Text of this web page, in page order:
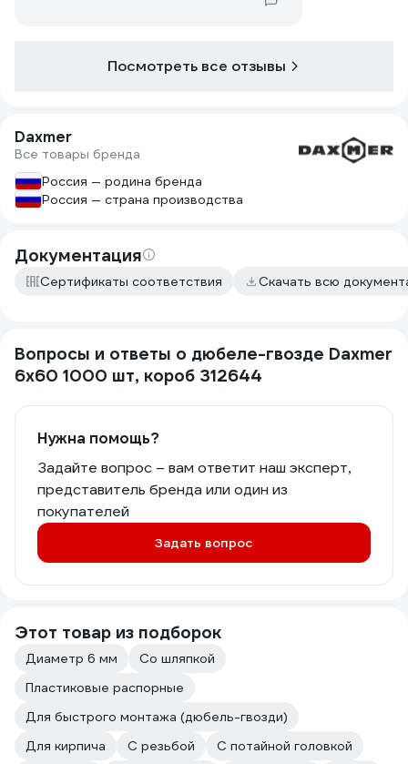
Посмотреть все отзывы
Daxmer
Все товары бренда
Россия — родина бренда
Россия — страна производства
Документация
Сертификаты соответствия Скачать всю
Вопросы и ответы о дюбеле-гвозде Daxmer
6x60 1000 шт, короб 312644
Нужна помощь?
Задайте вопрос – вам ответит наш эксперт,
представитель бренда или один из
покупателей
Задать вопрос
Этот товар из подборок
Диаметр 6 мм
Со шляпкой
Пластиковые распорные
Для быстрого монтажа (дюбель-гвозди)
Для кирпича
С резьбой
С потайной головкой